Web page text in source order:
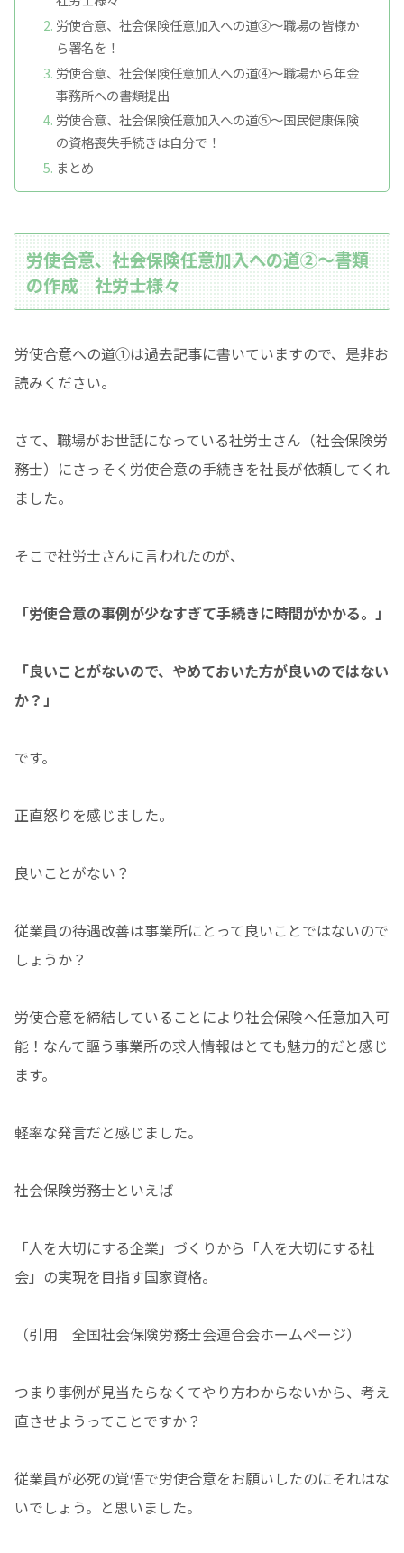
労使合意、社会保険任意加入への道③〜職場の皆様か
ら署名を！
労使合意、社会保険任意加入への道④〜職場から年金
事務所への書類提出
労使合意、社会保険任意加入への道⑤〜国民健康保険
の資格喪失手続きは自分で！
まとめ
労使合意、社会保険任意加入への道②〜書類
の作成 社労士様々
労使合意への道①は過去記事に書いていますので、是非お
読みください。
さて、職場がお世話になっている社労士さん（社会保険労
務士）にさっそく労使合意の手続きを社長が依頼してくれ
ました。
そこで社労士さんに言われたのが、
「労使合意の事例が少なすぎて手続きに時間がかかる。」
「良いことがないので、やめておいた方が良いのではない
か？」
です。
正直怒りを感じました。
良いことがない？
従業員の待遇改善は事業所にとって良いことではないので
しょうか？
労使合意を締結していることにより社会保険へ任意加入可
能！なんて謳う事業所の求人情報はとても魅力的だと感じ
ます。
軽率な発言だと感じました。
社会保険労務士といえば
「人を大切にする企業」づくりから「人を大切にする社
会」の実現を目指す国家資格。
（引用 全国社会保険労務士会連合会ホームページ）
つまり事例が見当たらなくてやり方わからないから、考え
直させようってことですか？
従業員が必死の覚悟で労使合意をお願いしたのにそれはな
いでしょう。と思いました。